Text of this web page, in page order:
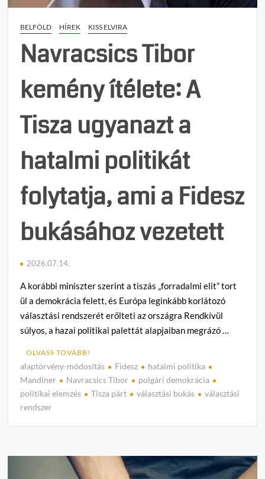
BELFÖLD HÍREK KISS ELVIRA
Navracsics Tibor
kemény ítélete: A
Tisza ugyanazt a
hatalmi politikát
folytatja, ami a Fidesz
bukásához vezetett
2026.07.14.
A korábbi miniszter szerint a tiszás „forradalmi elit” tort
ül a demokrácia felett, és Európa leginkább korlátozó
választási rendszerét erőlteti az országra Rendkívül
súlyos, a hazai politikai palettát alapjaiban megrázó …
OLVASS TOVÁBB!
alaptörvény-módosítás Fidesz
hatalmi politika
Mandiner
Navracsics Tibor
polgári demokrácia
politikai elemzés
Tisza párt választási bukás
választási
rendszer
t
on